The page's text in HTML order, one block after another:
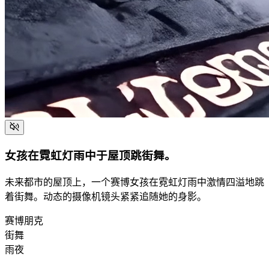
女孩在霓虹灯雨中于屋顶跳街舞。
未来都市的屋顶上，一个赛博女孩在霓虹灯雨中激情四溢地跳
着街舞。动态的摄像机镜头紧紧追随她的身影。
赛博朋克
街舞
雨夜